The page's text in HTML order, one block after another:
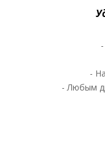
-
- Любым